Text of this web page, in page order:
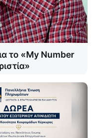
το «My Number